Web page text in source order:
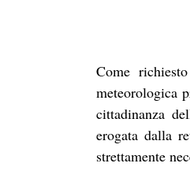
Come
meteorologica
cittadinanza
erogata dalla
strettamente